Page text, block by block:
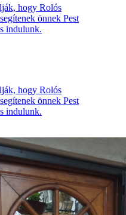
hogy Rolós
önnek Pest
indulunk.
hogy Rolós
önnek Pest
indulunk.